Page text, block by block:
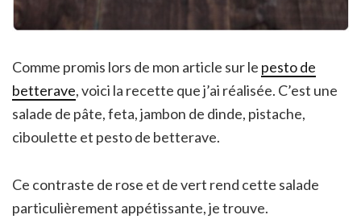
Comme promis lors de mon article sur le pesto de
betterave, voici la recette que j’ai réalisée. C’est une
salade de pâte, feta, jambon de dinde, pistache,
ciboulette et pesto de betterave.
Ce contraste de rose et de vert rend cette salade
particulièrement appétissante, je trouve.